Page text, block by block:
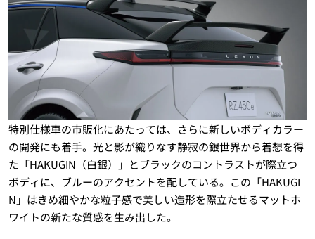
特別仕様車の市販化にあたっては、さらに新しいボディカラー
の開発にも着手。光と影が織りなす静寂の銀世界から着想を得
た「HAKUGIN（白銀）」とブラックのコントラストが際立つ
ボディに、ブルーのアクセントを配している。この「HAKUGI
N」はきめ細やかな粒子感で美しい造形を際立たせるマットホ
ワイトの新たな質感を生み出した。